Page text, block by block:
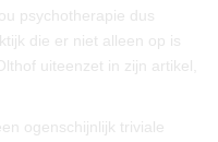
psychotherapie dus
die er niet alleen op is
uiteenzet in zijn artikel,
ogenschijnlijk triviale